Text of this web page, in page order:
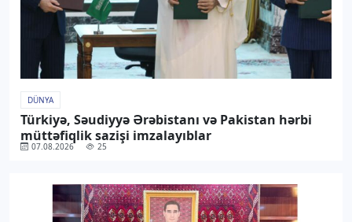
DÜNYA
Türkiyə, Səudiyyə Ərəbistanı və Pakistan hərbi
müttəfiqlik sazişi imzalayıblar
07.08.2026 25